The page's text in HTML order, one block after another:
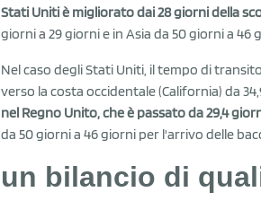
Stati Uniti è migliorato dai 28 giorni della
giorni a 29 giorni e in Asia da 50 giorni a 46
Nel caso degli Stati Uniti, il tempo di
verso la costa occidentale (California) da
nel Regno Unito, che è passato da 29,4
da 50 giorni a 46 giorni per l'arrivo delle
un bilancio di